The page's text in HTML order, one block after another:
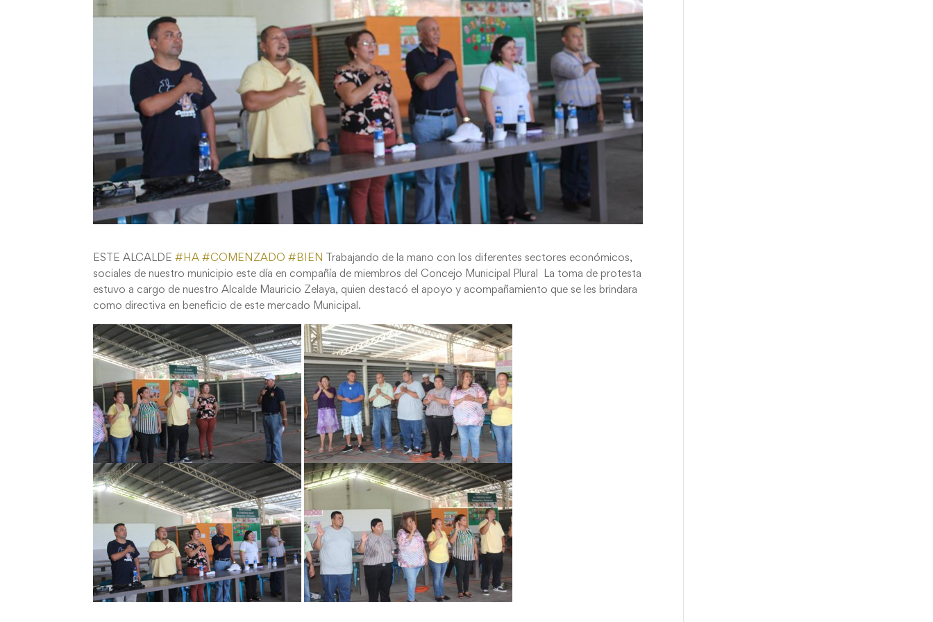
ESTE ALCALDE# HA #COMENZADO # BIEN
Trabajando de la mano con los diferentes sectores económicos,
sociales de nuestro municipio este día en compañía de miembros del Concejo Municipal Plural La toma de protesta
estuvo a cargo de nuestro Alcalde Mauricio Zelaya, quien destacó el apoyo y acompañamiento que se les brindara
como directiva en beneficio de este mercado Municipal.